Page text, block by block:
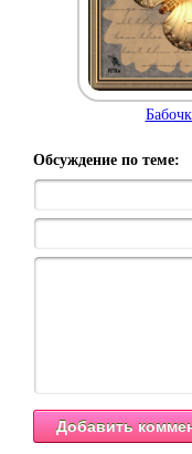
Обсуждение по теме: